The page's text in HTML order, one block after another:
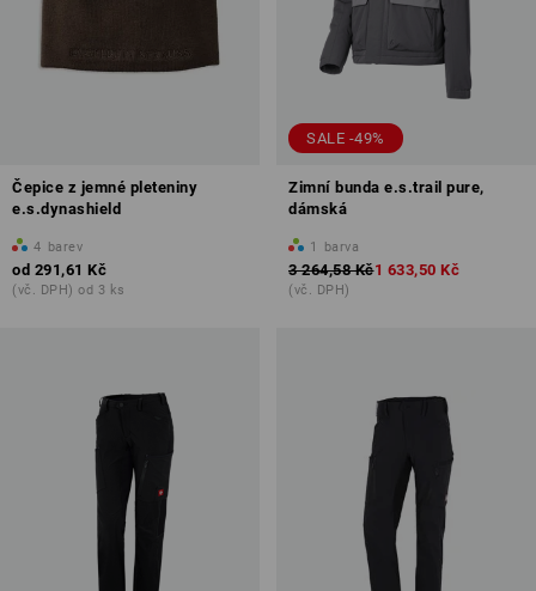
Čepice z jemné pleteniny
e.s.dynashield
4 barev
od 291,61 Kč
(vč. DPH) od 3 ks
SALE -49%
Zimní bunda e.s.trail pure,
dámská
1 barva
3 264,58 Kč1 633,50 Kč
(vč. DPH)